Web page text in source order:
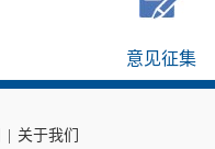
意见征集
关于我们